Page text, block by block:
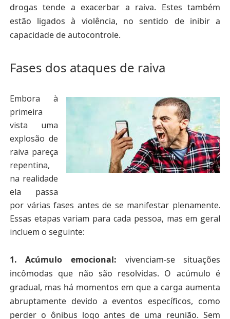
drogas tende a exacerbar a raiva. Estes também
estão ligados à violência, no sentido de inibir a
capacidade de autocontrole.
Fases dos ataques de raiva
Embora à
primeira
vista uma
explosão de
raiva pareça
repentina,
na realidade
ela passa
por várias fases antes de se manifestar plenamente.
Essas etapas variam para cada pessoa, mas em geral
incluem o seguinte:
1.Acúmulo emocional: vivenciam-se situações
incômodas que não são resolvidas. O acúmulo é
gradual, mas há momentos em que a carga aumenta
abruptamente devido a eventos específicos, como
perder o ônibus logo antes de uma reunião. Sem